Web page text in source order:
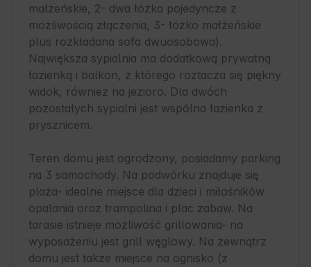
małżeńskie, 2- dwa łóżka pojedyncze z
możliwością złączenia, 3- łóżko małżeńskie
plus rozkładana sofa dwuosobowa).
Największa sypialnia ma dodatkową prywatną
łazienką i balkon, z którego roztacza się piękny
widok, również na jezioro. Dla dwóch
pozostałych sypialni jest wspólna łazienka z
prysznicem.
Teren domu jest ogrodzony, posiadamy parking
na 3 samochody. Na podwórku znajduje się
plaża- idealne miejsce dla dzieci i miłośników
opalania oraz trampolina i plac zabaw. Na
tarasie istnieje możliwość grillowania- na
wyposażeniu jest grill węglowy. Na zewnątrz
domu jest także miejsce na ognisko (z